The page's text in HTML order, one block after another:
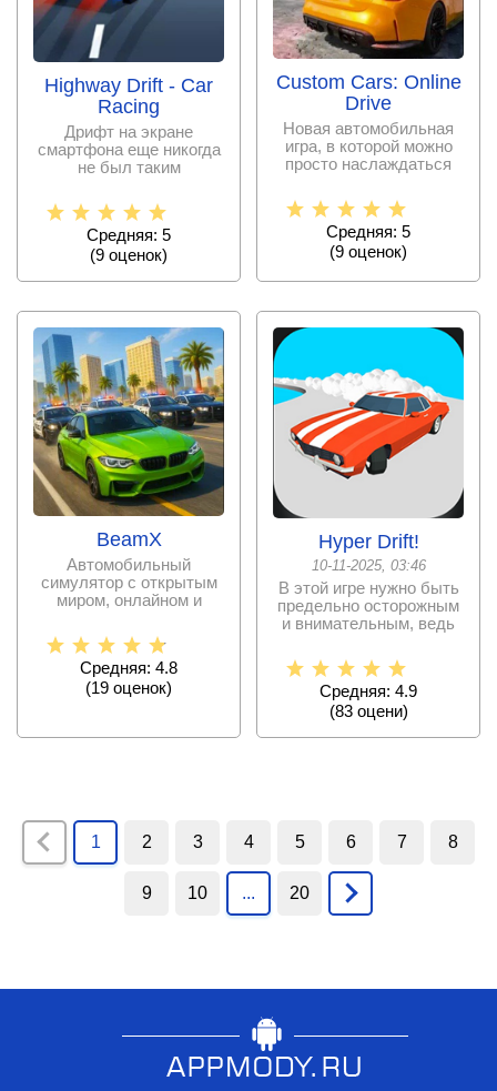
Highway Drift - Car
Racing
Дрифт на экране
смартфона еще никогда
не был таким
новой
Средняя: 5
(9 оценок)
Custom Cars: Online
Drive
Новая автомобильная
игра, в которой можно
просто наслаждаться
красочным
Средняя: 5
(9 оценок)
BeamX
Автомобильный
симулятор с открытым
миром, онлайном и
вождением с
Средняя: 4.8
(19 оценок)
Hyper Drift!
10-11-2025, 03:46
В этой игре нужно быть
предельно осторожным
и внимательным, ведь
Средняя: 4.9
(83оцени)
1 2 3 4 5 6 7 8
9 10 ... 20